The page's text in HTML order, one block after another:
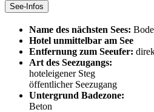
See-Infos
Name des nächsten Sees:
Hotel unmittelbar am See
Entfernung zum Seeufer:
Art des Seezugangs:
hoteleigener Steg
öffentlicher Seezugang
Untergrund Badezone:
Beton